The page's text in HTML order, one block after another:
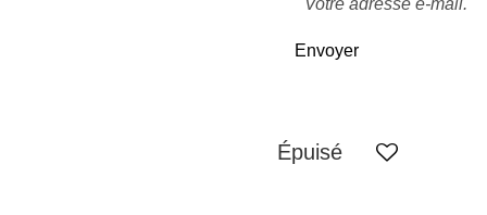
Envoyer
Épuisé